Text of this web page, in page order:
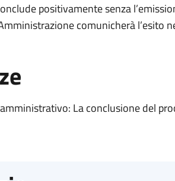
positivamente senza
comunicherà l’esito
La conclusione del